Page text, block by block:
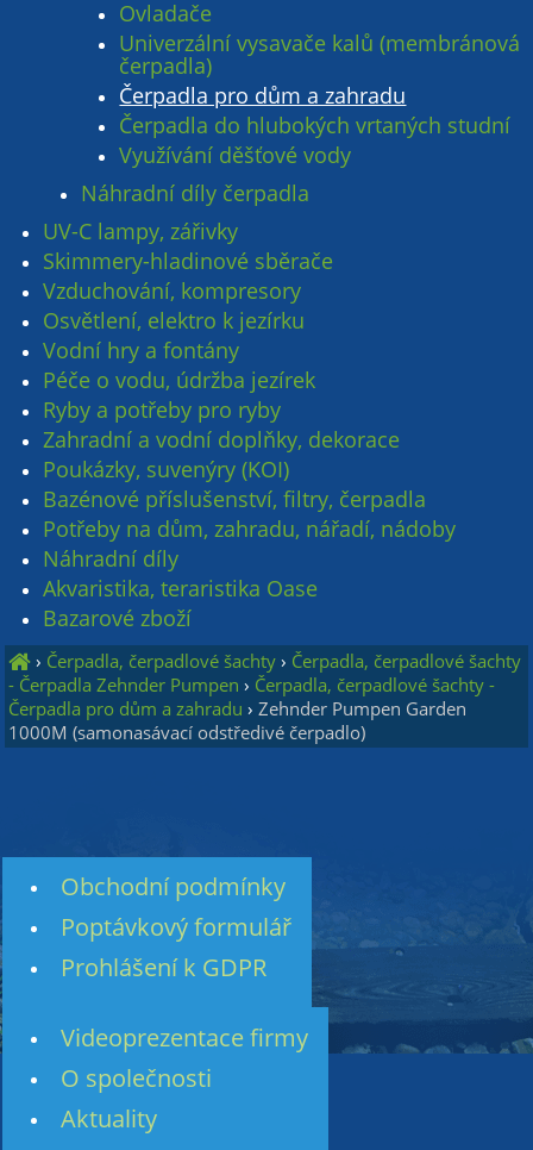
Ovladače
Univerzální vysavače kalů (membránová
čerpadla)
Čerpadla pro dům a zahradu
Čerpadla do hlubokých vrtaných studní
Využívání děšťové vody
Náhradní díly čerpadla
UV-C lampy, zářivky
Skimmery-hladinové sběrače
Vzduchování, kompresory
Osvětlení, elektro k jezírku
Vodní hry a fontány
Péče o vodu, údržba jezírek
Ryby a potřeby pro ryby
Zahradní a vodní doplňky, dekorace
Poukázky, suvenýry (KOI)
Bazénové příslušenství, filtry, čerpadla
Potřeby na dům, zahradu, nářadí, nádoby
Náhradní díly
Akvaristika, teraristika Oase
Bazarové zboží
› Čerpadla, čerpadlové šachty › Čerpadla, čerpadlové šachty
- Čerpadla Zehnder Pumpen › Čerpadla, čerpadlové šachty -
Čerpadla pro dům a zahradu ›Zehnder Pumpen Garden
1000M (samonasávací odstředivé čerpadlo)
Obchodní podmínky
Poptávkový formulář
Prohlášení k GDPR
Videoprezentace firmy
O společnosti
Aktuality